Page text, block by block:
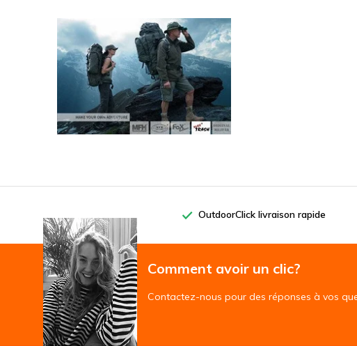
OutdoorClick livraison rapide
Comment avoir un clic?
Contactez-nous pour des réponses à vos